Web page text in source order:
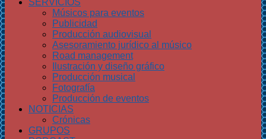
SERVICIOS
Músicos para eventos
Publicidad
Producción audiovisual
Asesoramiento jurídico al músico
Road management
Ilustración y diseño gráfico
Producción musical
Fotografía
Producción de eventos
NOTICIAS
Crónicas
GRUPOS